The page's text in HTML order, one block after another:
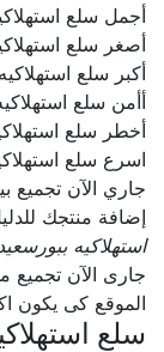
أجمل سلع
أصغر سلع
أكبر سلع استهلاكيه
أأمن سلع استهلاكيه
أخطر سلع
اسرع سلع
جاري الآن تجميع
إضافة منتجك للدليل
استهلاكيه ببورسعيد
جارى الآن تجميع
الموقع كى يكون
سلع